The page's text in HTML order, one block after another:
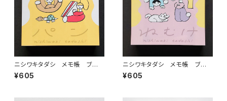
ニシワキタダシ メモ帳 ブロッ
クメモ パン イエロー
¥605
ニシワキタダシ メモ帳 ブロッ
クメモ ねむけ ピンク
¥605